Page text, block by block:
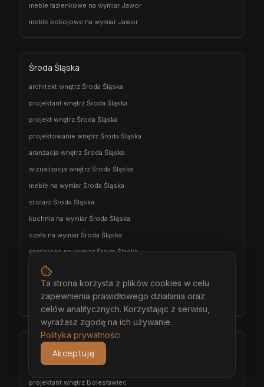
meble łazienkowe na wymiar Jawor
meble pokojowe na wymiar Jawor
Środa Śląska
architekt wnętrz Środa Śląska
projektant wnętrz Środa Śląska
projekt wnętrz Środa Śląska
projektowanie wnętrz Środa Śląska
aranżacja wnętrz Środa Śląska
wizualizacja wnętrz Środa Śląska
meble na wymiar Środa Śląska
stolarz Środa Śląska
kuchnia na wymiar Środa Śląska
szafa na wymiar Środa Śląska
garderoba na wymiar Środa Śląska
wiatrołap na wymiar Środa Śląska
meble łazienkowe na wymiar Środa Śląska
meble pokojowe na wymiar Środa Śląska
Bolesławiec
architekt wnętrz Bolesławiec
projektant wnętrz Bolesławiec
Ta strona korzysta z plików cookies w celu
zapewnienia prawidłowego działania oraz
celów analitycznych. Korzystając z serwisu,
wyrażasz zgodę na ich używanie.
Polityka prywatności
Akceptuję